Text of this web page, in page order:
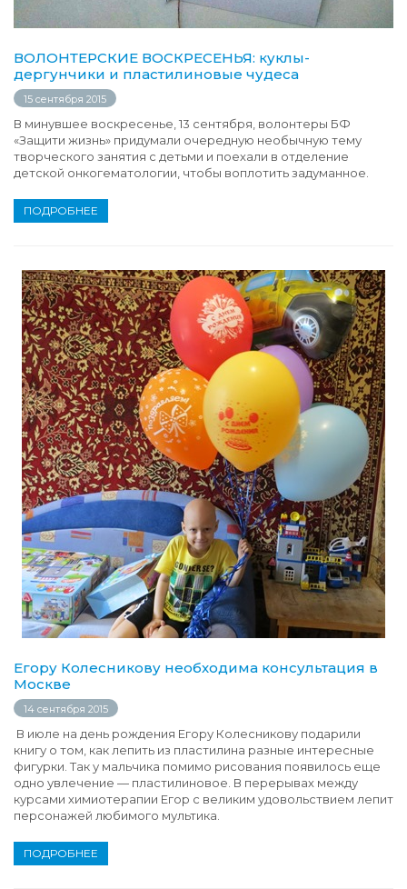
ВОЛОНТЕРСКИЕ ВОСКРЕСЕНЬЯ: куклы-
дергунчики и пластилиновые чудеса
15 сентября 2015
В минувшее воскресенье, 13 сентября, волонтеры БФ
«Защити жизнь» придумали очередную необычную тему
творческого занятия с детьми и поехали в отделение
детской онкогематологии, чтобы воплотить задуманное.
ПОДРОБНЕЕ
Егору Колесникову необходима консультация в
Москве
14 сентября 2015
В июле на день рождения Егору Колесникову подарили
книгу о том, как лепить из пластилина разные интересные
фигурки. Так у мальчика помимо рисования появилось еще
одно увлечение — пластилиновое. В перерывах между
курсами химиотерапии Егор с великим удовольствием лепит
персонажей любимого мультика.
ПОДРОБНЕЕ